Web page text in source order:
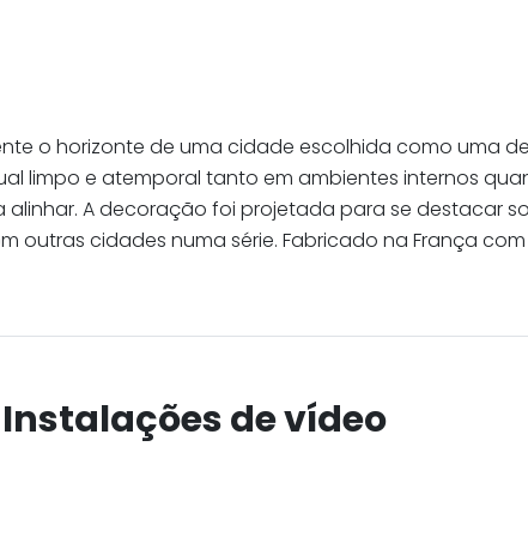
o horizonte de uma cidade escolhida como uma
limpo e atemporal tanto em ambientes internos
A decoração foi projetada para se destacar
cidades numa série. Fabricado na França
Instalações de vídeo